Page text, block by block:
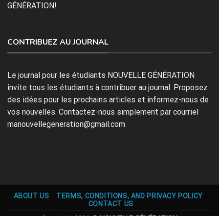
GÉNÉRATION!
CONTRIBUEZ AU JOURNAL
Le journal pour les étudiants NOUVELLE GÉNÉRATION
invite tous les étudiants à contribuer au journal. Proposez
des idées pour les prochains articles et informez-nous de
vos nouvelles. Contactez-nous simplement par courriel
manouvellegeneration@gmail.com
ABOUT US
TERMS, CONDITIONS, AND PRIVACY POLICY
CONTACT US